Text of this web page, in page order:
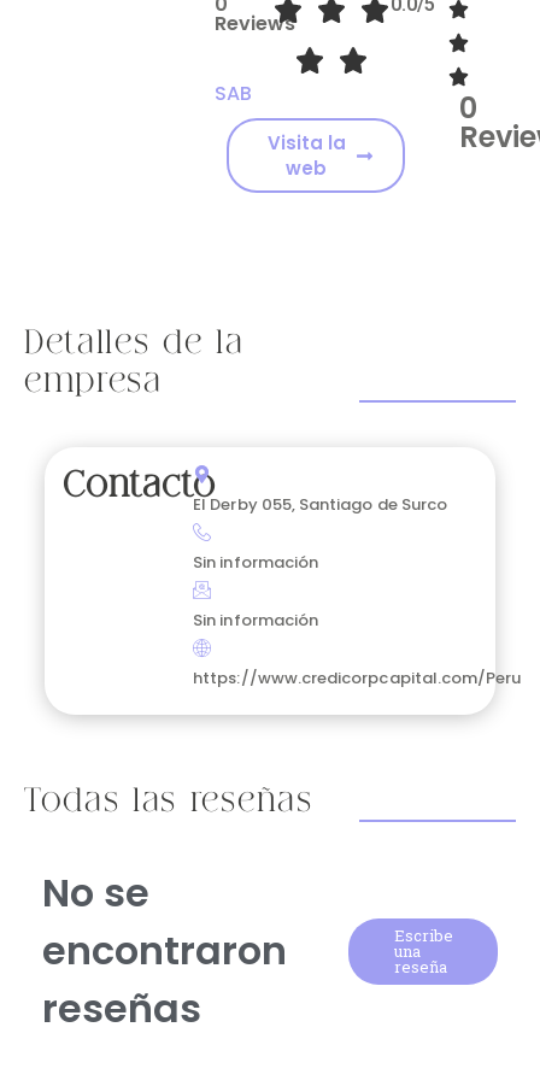
Reviews
SAB
Visita la
web
0
Detalles de la
empresa
ContactoEl Derby 055, Santiago de Surco
Sin información
Sin información
https://www.credicorpcapital.com/Peru
Todas las reseñas
No se
encontraron
reseñas
Escribe
una
reseña